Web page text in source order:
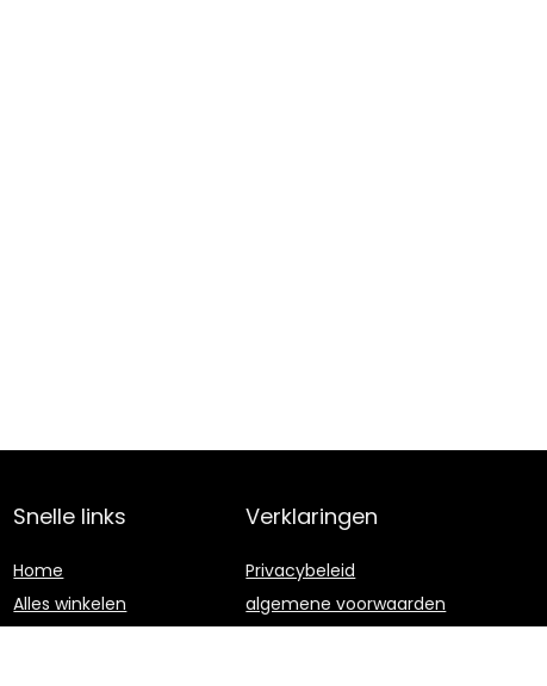
Snelle links
Home
Alles winkelen
Verklaringen
Privacybeleid
algemene voorwaarden